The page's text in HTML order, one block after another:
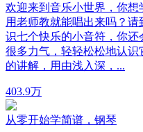
欢迎来到音乐小世界，你
用老师教就能唱出来吗？
识七个快乐的小音符，你
很多力气，轻轻松松地认
的讲解，用由浅入深，...
403.9万
从零开始学简谱，钢琴